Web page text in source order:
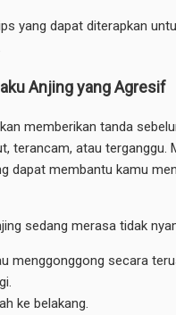
yang dapat diterapkan
Anjing yang Agresif
memberikan tanda
terancam, atau terganggu.
dapat membantu kamu
sedang merasa tidak
menggonggong secara
ke belakang.